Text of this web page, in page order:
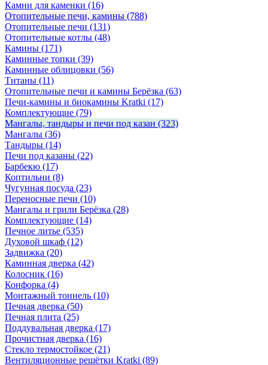
Камни для каменки (16)
Отопительные печи, камины (788)
Отопительные печи (131)
Отопительные котлы (48)
Камины (171)
Каминные топки (39)
Каминные облицовки (56)
Титаны (11)
Отопительные печи и камины Берёзка (63)
Печи-камины и биокамины Kratki (17)
Комплектующие (79)
Мангалы, тандыры и печи под казан (323)
Мангалы (36)
Тандыры (14)
Печи под казаны (22)
Барбекю (17)
Коптильни (8)
Чугунная посуда (23)
Переносные печи (10)
Мангалы и грили Берёзка (28)
Комплектующие (14)
Печное литье (535)
Духовой шкаф (12)
Задвижка (20)
Каминная дверка (42)
Колосник (16)
Конфорка (4)
Монтажный тоннель (10)
Печная дверка (50)
Печная плита (25)
Поддувальная дверка (17)
Прочистная дверка (16)
Стекло термостойкое (21)
Вентиляционные решётки Kratki (89)